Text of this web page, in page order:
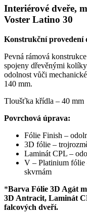
Interiérové dveře,
Voster Latino 30
Konstrukční provedení
Pevná rámová
spojeny dřevěnými
odolnost vůči
140 mm.
Tloušťka křídla – 40 mm
Povrchová úprava:
Fólie Finish –
3D fólie –
Laminát CPL –
V – Platinium fólie
skvrnám
*Barva Fólie 3D Agát
3D Antracit, Laminát
falcových dveří.